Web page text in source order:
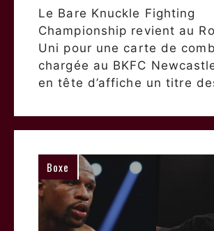
Le Bare Knuckle Fighting
Championship revient au
Uni pour une carte de
chargée au BKFC
en tête d’affiche un titre
Boxe